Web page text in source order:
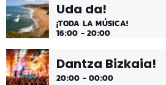
Uda da!
¡TODA LA MÚSICA!
16:00 - 20:00
Dantza Bizkaia!
20:00 - 00:00